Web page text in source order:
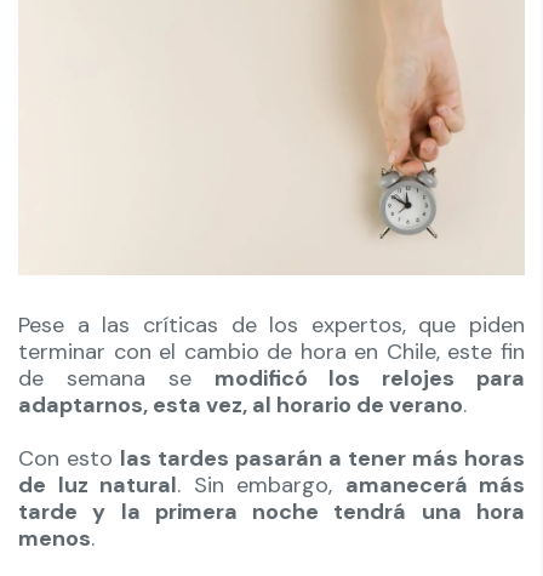
Pese a las críticas de los expertos, que piden
terminar con el cambio de hora en Chile, este fin
de semana se modificó los relojes para
adaptarnos, esta vez, al horario de verano.
Con esto las tardes pasarán a tener más horas
de luz natural. Sin embargo, amanecerá más
tarde y la primera noche tendrá una hora
menos.